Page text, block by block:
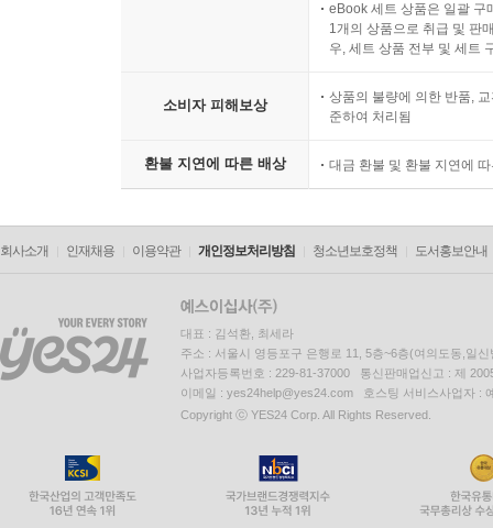
eBook 세트 상품은 일괄 구
1개의 상품으로 취급 및 판
우, 세트 상품 전부 및 세트
소비자 피해보상
상품의 불량에 의한 반품,
준하여 처리됨
환불 지연에 따른 배상 대금 환불 및 환불 지연에
회사소개 인재채용 이용약관 개인정보처리방침 청소년보호정책 도서홍보안내
대표 : 김석환, 최세라
주소 : 서울시 영등포구 은행로 11, 5층~6층(여의도동,일신
사업자등록번호 : 229-81-37000 통신판매업신고 : 제
이메일 : yes24help@yes24.com 호스팅 서비스사업자 :
Copyright ⓒ YES24 Corp. All Rights Reserved.